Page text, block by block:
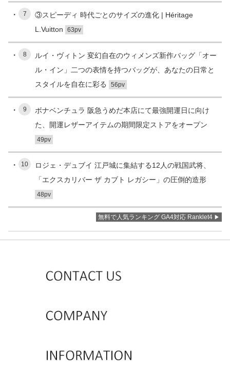
7
③スピーディ 時代ごとのサイズの進化 | Héritage
L.Vuitton
63pv
8
ルイ・ヴィトン 変幻自在のウィメンズ新作バッグ「オー
ル・イン」二つの表情を持つバッグが、あなたの日常と
スタイルを自在に彩る
56pv
9
ボナベンチュラ 阪急うめだ本店にて最強開運日に向け
た、開運レザーアイテムの期間限定ストアをオープン
49pv
10
ロジェ・デュブイ 江戸城に集結する12人の戦国武将、
「エクスカリバー ザ カブト レガシー」の圧倒的造形
48pv
無料で人気ランキング GA4対応 Ranklet4